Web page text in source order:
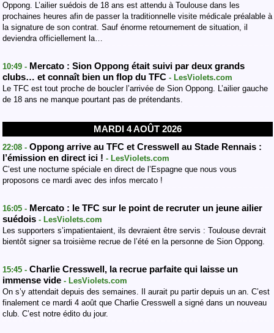
Oppong. L’ailier suédois de 18 ans est attendu à Toulouse dans les
prochaines heures afin de passer la traditionnelle visite médicale préalable à
la signature de son contrat. Sauf énorme retournement de situation, il
deviendra officiellement la…
10:49 - Mercato : Sion Oppong était suivi par deux grands
clubs… et connaît bien un flop du TFC - LesViolets.com
Le TFC est tout proche de boucler l’arrivée de Sion Oppong. L’ailier gauche
de 18 ans ne manque pourtant pas de prétendants.
MARDI 4 AOÛT 2026
22:08 - Oppong arrive au TFC et Cresswell au Stade Rennais :
l’émission en direct ici ! - LesViolets.com
C’est une nocturne spéciale en direct de l’Espagne que nous vous
proposons ce mardi avec des infos mercato !
16:05 - Mercato : le TFC sur le point de recruter un jeune ailier
suédois - LesViolets.com
Les supporters s’impatientaient, ils devraient être servis : Toulouse devrait
bientôt signer sa troisième recrue de l’été en la personne de Sion Oppong.
15:45 - Charlie Cresswell, la recrue parfaite qui laisse un
immense vide - LesViolets.com
On s’y attendait depuis des semaines. Il aurait pu partir depuis un an. C’est
finalement ce mardi 4 août que Charlie Cresswell a signé dans un nouveau
club. C’est notre édito du jour.